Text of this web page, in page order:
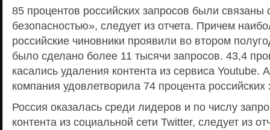
85 процентов российских запросов были связаны
безопасностью», следует из отчета. Причем
российские чиновники проявили во втором
было сделано более 11 тысячи запросов. 43,4
касались удаления контента из сервиса Youtube.
компания удовлетворила 74 процента российских
Россия оказалась среди лидеров и по числу
контента из социальной сети Twitter, следует из